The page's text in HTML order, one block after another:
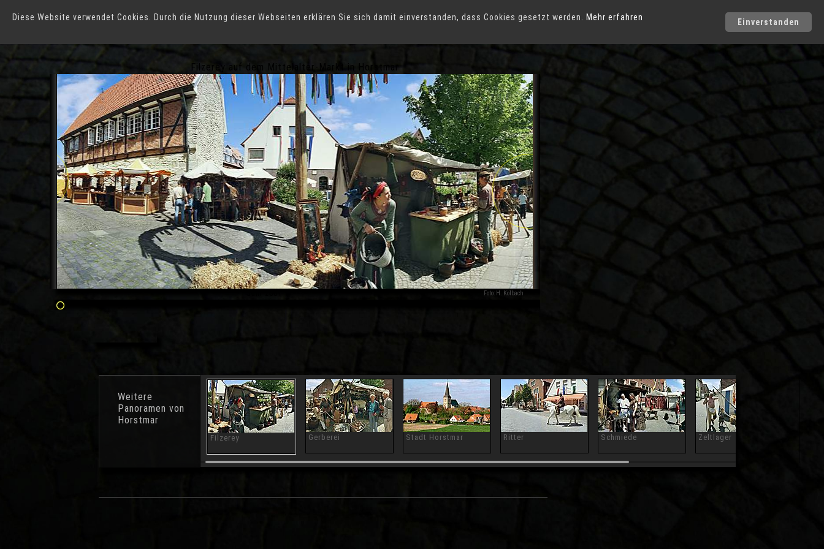
Einverstanden
Diese Website verwendet Cookies. Durch die Nutzung dieser Webseiten erklären Sie sich damit einverstanden, dass Cookies gesetzt werden. Mehr erfahren
Horstmar
Städte
Photo-Service
Filzerey auf dem Mittelalter-Markt in Horstmar
Foto: H. Kölbach
Weitere
Panoramen von
Horstmar
Filzerey Gerberei Stadt Horstmar Ritter Schmiede Zeltlager